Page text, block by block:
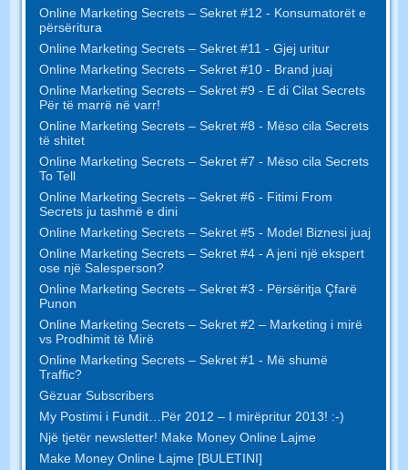
Online Marketing Secrets – Sekret #12 - Konsumatorët e
përsëritura
Online Marketing Secrets – Sekret #11 - Gjej uritur
Online Marketing Secrets – Sekret #10 - Brand juaj
Online Marketing Secrets – Sekret #9 - E di Cilat Secrets
Për të marrë në varr!
Online Marketing Secrets – Sekret #8 - Mëso cila Secrets
të shitet
Online Marketing Secrets – Sekret #7 - Mëso cila Secrets
To Tell
Online Marketing Secrets – Sekret #6 - Fitimi From
Secrets ju tashmë e dini
Online Marketing Secrets – Sekret #5 - Model Biznesi juaj
Online Marketing Secrets – Sekret #4 - A jeni një ekspert
ose një Salesperson?
Online Marketing Secrets – Sekret #3 - Përsëritja Çfarë
Punon
Online Marketing Secrets – Sekret #2 – Marketing i mirë
vs Prodhimit të Mirë
Online Marketing Secrets – Sekret #1 - Më shumë
Traffic?
Gëzuar Subscribers
My Postimi i Fundit…Për 2012 – I mirëpritur 2013! :-)
Një tjetër newsletter! Make Money Online Lajme
Make Money Online Lajme [BULETINI]